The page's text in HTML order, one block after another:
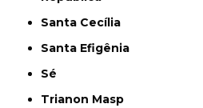
Santa Cecília
Santa Efigênia
Sé
Trianon Masp